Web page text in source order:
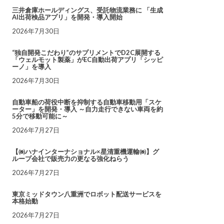
三井倉庫ホールディングス、受託物流業務に 「生成
AI出荷検品アプリ」を開発・導入開始
2026年7月30日
“独自開発こだわり”のサプリメントでD2C展開する
「ウェルモット製薬」がEC自動出荷アプリ「シッピ
ーノ」を導入
2026年7月30日
自動車船の荷役中断を抑制する自動車移動用「スケ
ーター」を開発・導入 ～自力走行できない車両を約
5分で移動可能に～
2026年7月27日
【㈱ハナインターナショナル×星清重機運輸㈱】グ
ループ会社で販売力の更なる強化ねらう
2026年7月27日
東京ミッドタウン八重洲でロボット配送サービスを
本格始動
2026年7月27日